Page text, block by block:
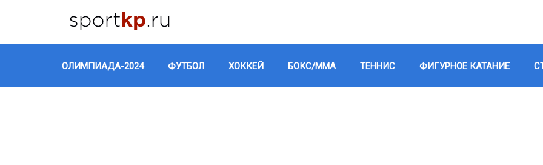
ОЛИМПИАДА-2024 ФУТБОЛ ХОККЕЙ БОКС/ММА ТЕННИС ФИГУРНОЕ КАТАНИЕ